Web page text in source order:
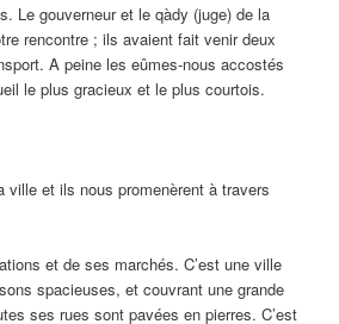
Le gouverneur et le qàdy (juge) de la
rencontre ; ils avaient fait venir deux
A peine les eûmes-nous accostés
le plus gracieux et le plus courtois.
ville et ils nous promenèrent à travers
et de ses marchés. C’est une ville
spacieuses, et couvrant une grande
ses rues sont pavées en pierres. C’est